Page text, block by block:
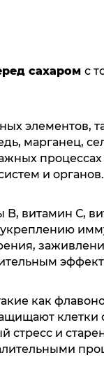
сахаром с
элементов,
марганец,
и органов.
витамин С,
как
клетки
стресс и